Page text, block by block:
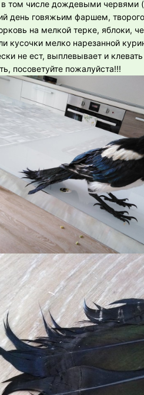
том числе дождевыми червями
день говяжьим фаршем,
на мелкой терке, яблоки,
кусочки мелко нарезанной
не ест, выплевывает и
посоветуйте пожалуйста!!!